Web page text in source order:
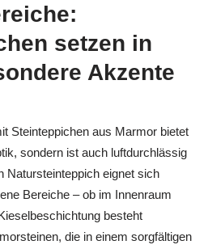
setzen in
Akzente
Steinteppichen aus Marmor bietet
sondern ist auch luftdurchlässig
Natursteinteppich eignet sich
Bereiche – ob im Innenraum
besteht
die in einem sorgfältigen